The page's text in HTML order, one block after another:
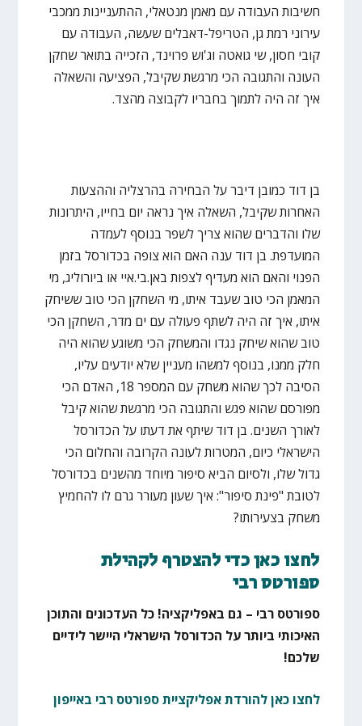
חשיבות העבודה עם מאמן מנטאלי, ההתעניינות ממכבי
עירוני רמת גן, הטריפל-דאבלים שעשה, העבודה עם
קובי חסון, שי גואטה וג'וש פרוינד, הזכייה בתואר שחקן
העונה והתגובה הכי מרגשת שקיבל, הפציעה והשאלה
איך זה היה לתמוך בחבריו לקבוצה מהצד.
בן דוד כמובן דיבר על הבחירה בהרצליה וההצעות
האחרות שקיבל, השאלה איך נראה יום בחייו, היתרונות
שלו והדברים שהוא צריך לשפר בנוסף לעמדה
המועדפת. בן דוד ענה האם הוא צופה בכדורסל בזמן
הפנוי והאם הוא מעדיף לצפות באן.בי.איי או ביורוליג, מי
המאמן הכי טוב שעבד איתו, מי השחקן הכי טוב ששיחק
איתו, איך זה היה לשתף פעולה עם ים מדר, השחקן הכי
טוב שהוא שיחק נגדו והמשחק הכי משוגע שהוא היה
חלק ממנו, בנוסף למשהו מעניין שלא יודעים עליו,
הסיבה לכך שהוא משחק עם המספר 18, האדם הכי
מפורסם שהוא פגש והתגובה הכי מרגשת שהוא קיבל
לאורך השנים. בן דוד שיתף את דעתו על הכדורסל
הישראלי כיום, המטרות לעונה הקרובה והחלום הכי
גדול שלו, ולסיום הביא סיפור מיוחד מהשנים בכדורסל
לטובת "פינת סיפור": איך שעון מעורר גרם לו להחמיץ
משחק בצעירותו?
לחצו כאן כדי להצטרף לקהילת
ספורטס רבי
ספורטס רבי – גם באפליקציה! כל העדכונים והתוכן
האיכותי ביותר על הכדורסל הישראלי היישר לידיים
שלכם!
לחצו כאן להורדת אפליקציית ספורטס רבי באייפון